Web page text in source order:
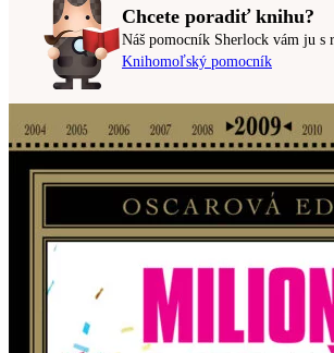
Chcete poradiť knihu?
Náš pomocník Sherlock vám ju s
Knihomoľský pomocník